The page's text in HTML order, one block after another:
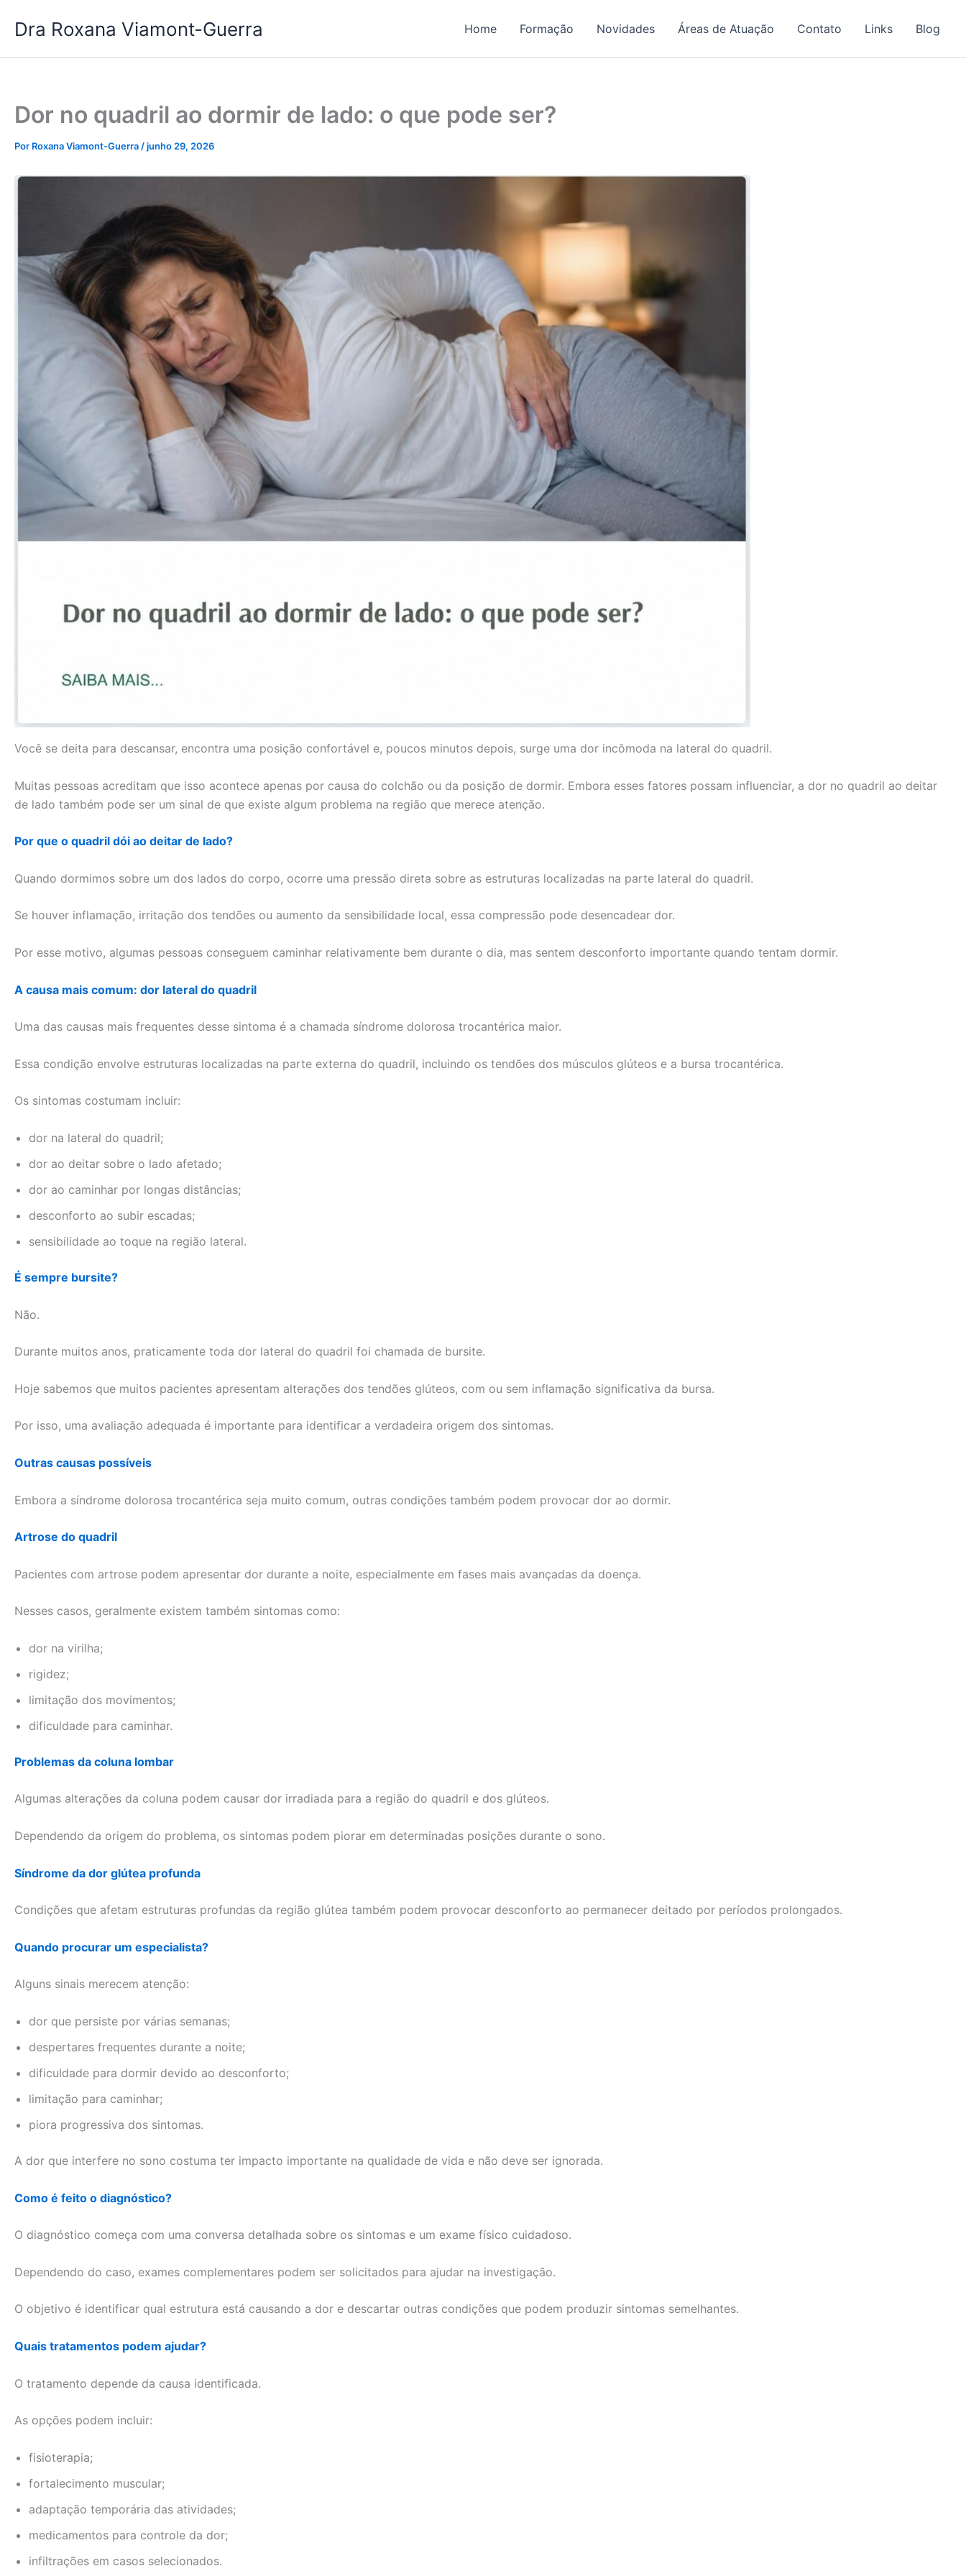
paraDra Roxana Viamont-Guerra Home Formação Novidades Áreas de Atuação Contato Links Blog
Dor no quadril ao dormir de lado: o que pode ser?
Por Roxana Viamont-Guerra /junho 29, 2026
Você se deita para descansar, encontra uma posição confortável e, poucos minutos depois, surge uma dor incômoda na lateral do quadril.
Muitas pessoas acreditam que isso acontece apenas por causa do colchão ou da posição de dormir. Embora esses fatores possam influenciar, a dor no quadril ao deitar
de lado também pode ser um sinal de que existe algum problema na região que merece atenção.
Por que o quadril dói ao deitar de lado?
Quando dormimos sobre um dos lados do corpo, ocorre uma pressão direta sobre as estruturas localizadas na parte lateral do quadril.
Se houver inflamação, irritação dos tendões ou aumento da sensibilidade local, essa compressão pode desencadear dor.
Por esse motivo, algumas pessoas conseguem caminhar relativamente bem durante o dia, mas sentem desconforto importante quando tentam dormir.
A causa mais comum: dor lateral do quadril
Uma das causas mais frequentes desse sintoma é a chamada síndrome dolorosa trocantérica maior.
Essa condição envolve estruturas localizadas na parte externa do quadril, incluindo os tendões dos músculos glúteos e a bursa trocantérica.
Os sintomas costumam incluir:
dor na lateral do quadril;
dor ao deitar sobre o lado afetado;
dor ao caminhar por longas distâncias;
desconforto ao subir escadas;
sensibilidade ao toque na região lateral.
É sempre bursite?
Não.
Durante muitos anos, praticamente toda dor lateral do quadril foi chamada de bursite.
Hoje sabemos que muitos pacientes apresentam alterações dos tendões glúteos, com ou sem inflamação significativa da bursa.
Por isso, uma avaliação adequada é importante para identificar a verdadeira origem dos sintomas.
Outras causas possíveis
Embora a síndrome dolorosa trocantérica seja muito comum, outras condições também podem provocar dor ao dormir.
Artrose do quadril
Pacientes com artrose podem apresentar dor durante a noite, especialmente em fases mais avançadas da doença.
Nesses casos, geralmente existem também sintomas como:
dor na virilha;
rigidez;
limitação dos movimentos;
dificuldade para caminhar.
Problemas da coluna lombar
Algumas alterações da coluna podem causar dor irradiada para a região do quadril e dos glúteos.
Dependendo da origem do problema, os sintomas podem piorar em determinadas posições durante o sono.
Síndrome da dor glútea profunda
Condições que afetam estruturas profundas da região glútea também podem provocar desconforto ao permanecer deitado por períodos prolongados.
Quando procurar um especialista?
Alguns sinais merecem atenção:
dor que persiste por várias semanas;
despertares frequentes durante a noite;
dificuldade para dormir devido ao desconforto;
limitação para caminhar;
piora progressiva dos sintomas.
A dor que interfere no sono costuma ter impacto importante na qualidade de vida e não deve ser ignorada.
Como é feito o diagnóstico?
O diagnóstico começa com uma conversa detalhada sobre os sintomas e um exame físico cuidadoso.
Dependendo do caso, exames complementares podem ser solicitados para ajudar na investigação.
O objetivo é identificar qual estrutura está causando a dor e descartar outras condições que podem produzir sintomas semelhantes.
Quais tratamentos podem ajudar?
O tratamento depende da causa identificada.
As opções podem incluir:
fisioterapia;
fortalecimento muscular;
adaptação temporária das atividades;
medicamentos para controle da dor;
infiltrações em casos selecionados.